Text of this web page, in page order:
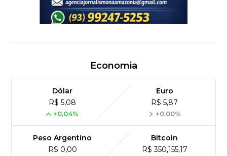
Economia
Dólar
R$ 5,08
+0,04%
Euro
R$ 5,87
+0,00%
Peso Argentino
R$ 0,00
Bitcoin
R$ 350,155,17